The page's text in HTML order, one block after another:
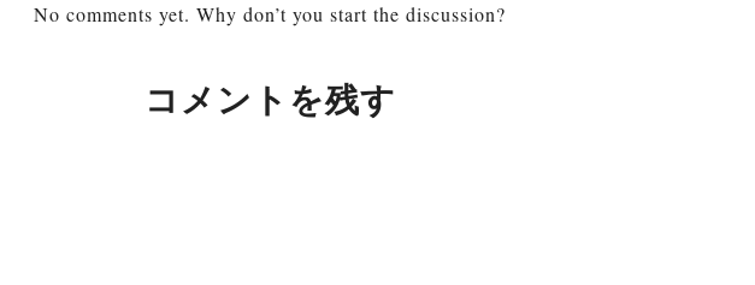
No comments yet. Why don’t you start the discussion?
コメントを残す